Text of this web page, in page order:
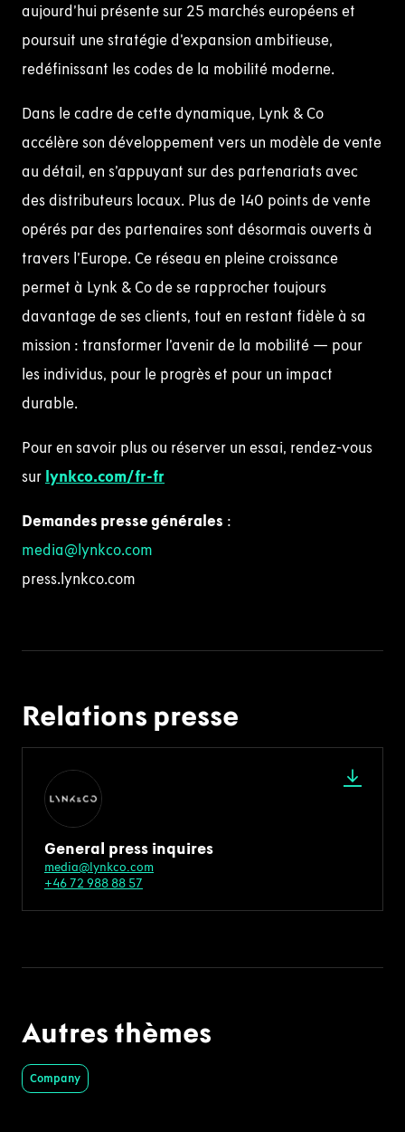
aujourd’hui présente sur 25 marchés européens et
poursuit une stratégie d’expansion ambitieuse,
redéfinissant les codes de la mobilité moderne.
Dans le cadre de cette dynamique, Lynk & Co
accélère son développement vers un modèle de vente
au détail, en s’appuyant sur des partenariats avec
des distributeurs locaux. Plus de 140 points de vente
opérés par des partenaires sont désormais ouverts à
travers l’Europe. Ce réseau en pleine croissance
permet à Lynk & Co de se rapprocher toujours
davantage de ses clients, tout en restant fidèle à sa
mission : transformer l’avenir de la mobilité — pour
les individus, pour le progrès et pour un impact
durable.
Pour en savoir plus ou réserver un essai, rendez-vous
sur lynkco.com/fr-fr
Demandes presse générales :
media@lynkco.com
press.lynkco.com
Relations presse
General press inquires
media@lynkco.com
+46 72 988 88 57
Autres thèmes
Company